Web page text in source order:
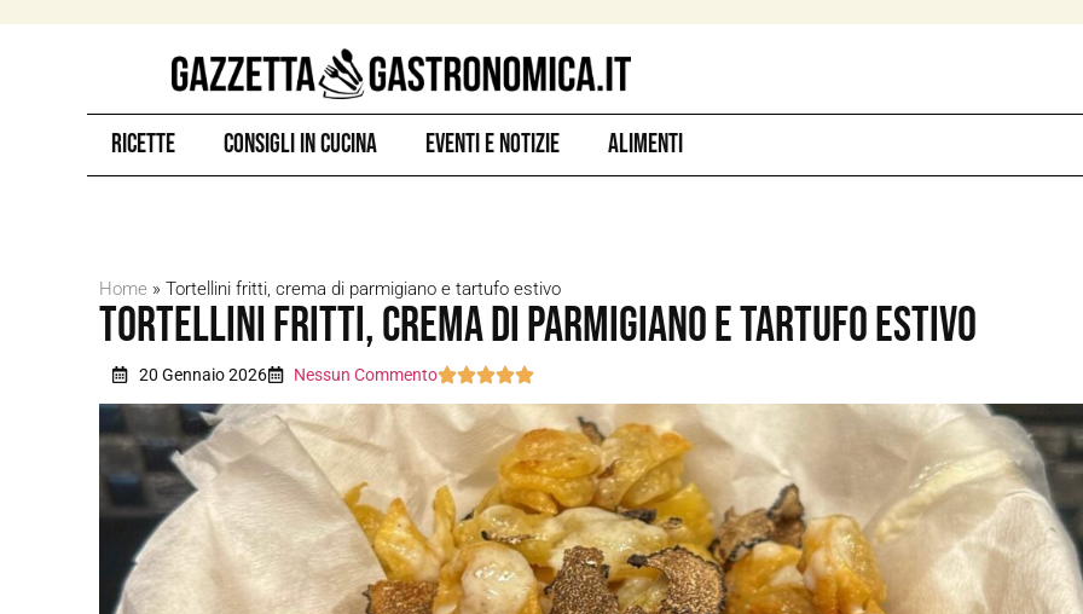
Ricette Consigli in Cucina Eventi e Notizie Alimenti
Home » Tortellini fritti, crema di parmigiano e tartufo estivo
Tortellini fritti, crema di parmigiano e tartufo estivo
20 Gennaio 2026 Nessun Commento